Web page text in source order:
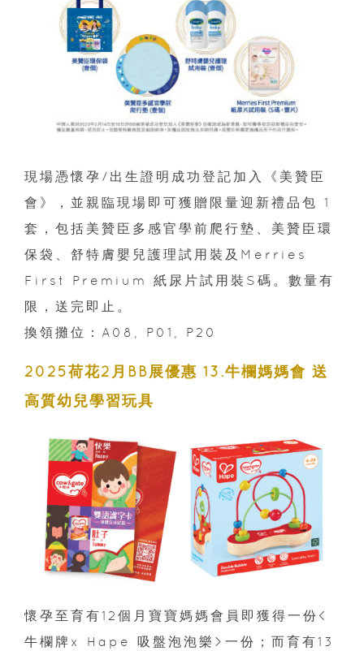
現場憑懷孕/出生證明成功登記加入《美贊臣
會》，並親臨現場即可獲贈限量迎新禮品包 1
套，包括美贊臣多感官學前爬行墊、美贊臣環
保袋、舒特膚嬰兒護理試用裝及Merries
First Premium 紙尿片試用裝S碼。數量有
限，送完即止。
換領攤位：A08, P01, P20
2025荷花2月BB展優惠 13.牛欄媽媽會 送
高質幼兒學習玩具
懷孕至育有12個月寶寶媽媽會員即獲得一份<
牛欄牌x Hape 吸盤泡泡樂>一份；而育有13